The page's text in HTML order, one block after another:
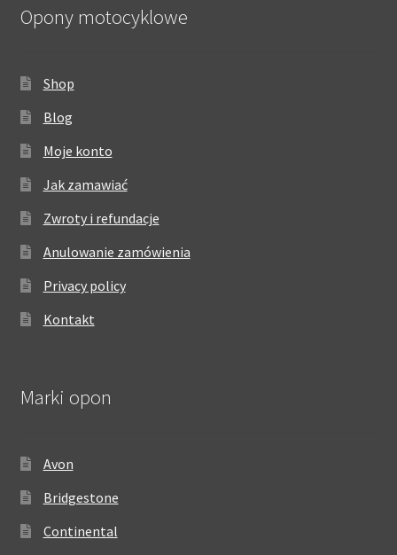
Opony motocyklowe
Shop
Blog
Moje konto
Jak zamawiać
Zwroty i refundacje
Anulowanie zamówienia
Privacy policy
Kontakt
Marki opon
Avon
Bridgestone
Continental